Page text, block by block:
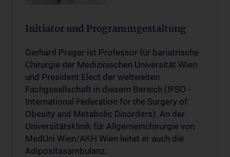
Initiator und Programmgestaltung
Gerhard Prager ist Professor für bariatrische
Chirurgie der Medizinischen Universität Wien
und President Elect der weltweiten
Fachgesellschaft in diesem Bereich (IFSO -
International Federation for the Surgery of
Obesity and Metabolic Disorders). An der
Universitätsklinik für Allgemeinchirurgie von
MedUni Wien/AKH Wien leitet er auch die
Adipositasambulanz.